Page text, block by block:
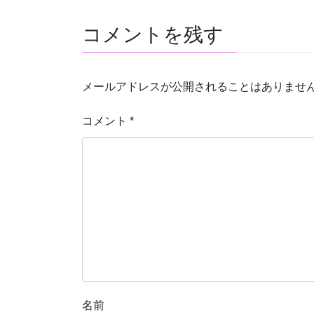
コメントを残す
メールアドレスが公開されることはありません
コメント *
名前